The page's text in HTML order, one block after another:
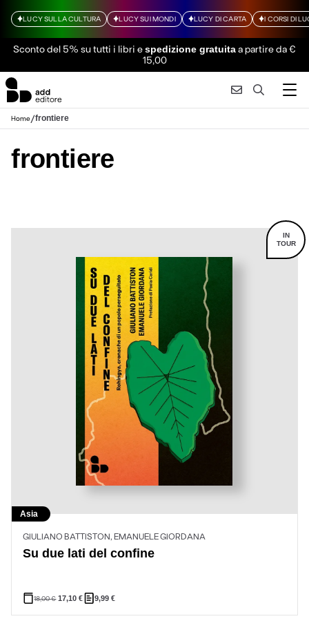
LUCY SULLA CULTURA LUCY SUI MONDI LUCY DI CARTA I CORSI DI
Sconto del 5% su tutti i libri espedizione gratuitaa partire da €
15,00
Home/frontiere
frontiere
IN
TOUR
Asia
GIULIANO BATTISTON, EMANUELE GIORDANA
Su due lati del confine
18,00€ 17,10€ 9,99 €